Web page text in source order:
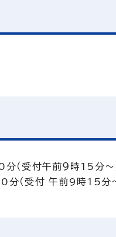
（受付午前９時15分～
（受付 午前9時15分